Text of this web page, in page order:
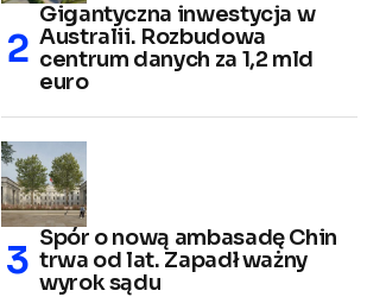
Gigantyczna inwestycja w
Australii. Rozbudowa
centrum danych za 1,2 mld
euro
Spór o nową ambasadę Chin
trwa od lat. Zapadł ważny
wyrok sądu